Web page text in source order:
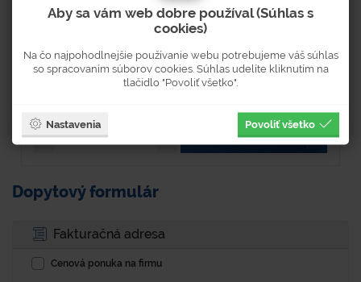
Skladom 12 ks
Dostupnosť 3-5 pracovných dní
KÚPIŤ
Dopytový formulár
Fakturačná adresa
Cenová ponuka na firmu
Aby sa vám web dobre používal (Súhlas s
cookies)
Na čo najpohodlnejšie používanie webu potrebujeme váš súhlas
so spracovaním súborov cookies. Súhlas udelíte kliknutím na
tlačidlo "Povoliť všetko".
Nastavenia Povoliť všetko